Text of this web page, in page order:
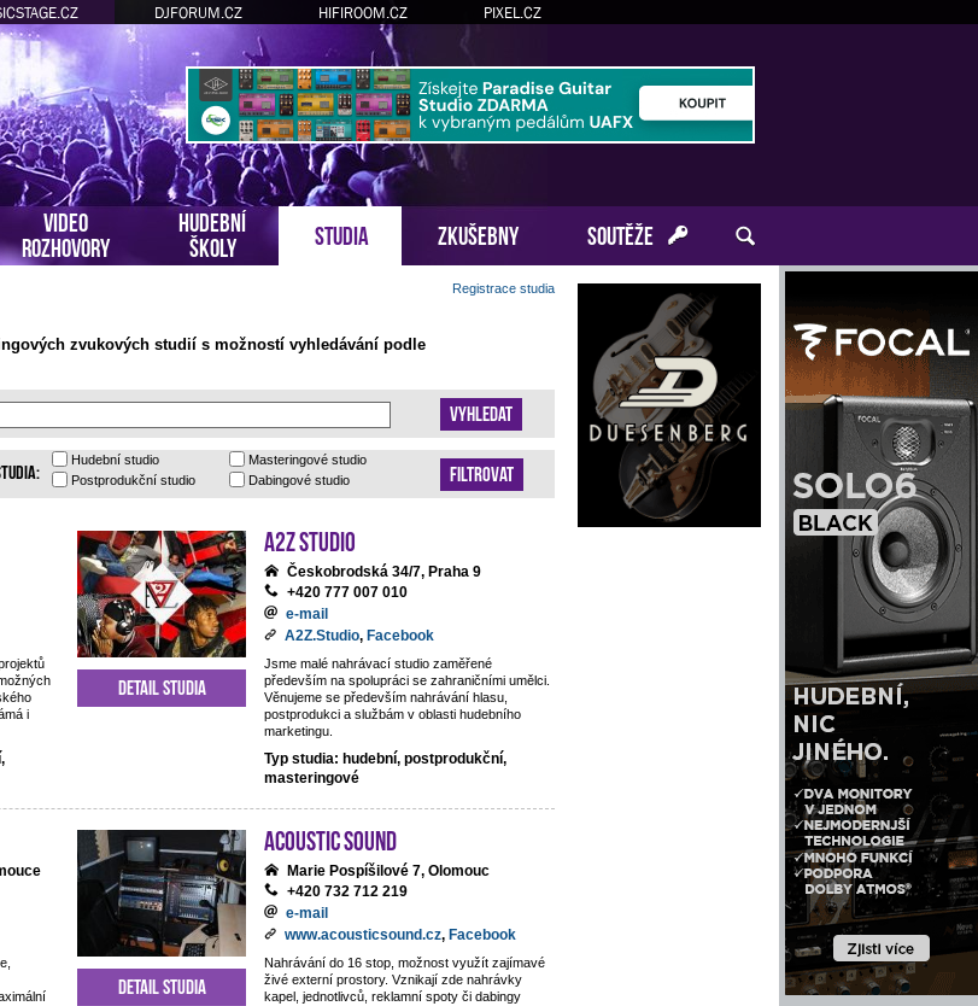
DJFORUM.CZ HIFIROOM.CZ PIXEL.CZ
VIDEO
ROZHOVORY
HUDEBNÍ
ŠKOLY
STUDIA ZKUŠEBNY SOUTĚŽE
Registrace studia
zvukových studií s možností vyhledávání podle
Vyhledat
Filtrovat
Masteringové studio
Dabingové studio
Hudebnístudio
Postprodukčnístudio
i
A2Z Studio
Českobrodská 34/7, Praha 9
+420 777 007 010
e-mail
A2Z.Studio, Facebook
Jsme malé nahrávací studio zaměřené
především na spolupráci se zahraničními umělci.
Věnujeme se především nahrávání hlasu,
postprodukci a službám v oblasti hudebního
marketingu.
Typ studia: hudební, postprodukční,
masteringové
Detail studia
Acoustic Sound
Marie Pospíšilové 7, Olomouc
+420 732 712 219
e-mail
www.acousticsound.cz, Facebook
Nahrávání do 16 stop, možnost využít zajímavé
živé externí prostory. Vznikají zde nahrávky
kapel, jednotlivců, reklamní spoty či dabingy
Detail studia